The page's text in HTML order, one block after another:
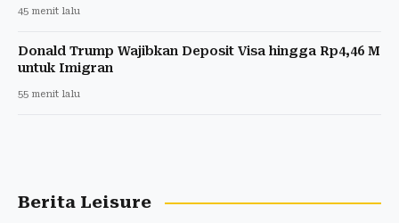
45 menit lalu
Donald Trump Wajibkan Deposit Visa hingga Rp4,46 M
untuk Imigran
55 menit lalu
Berita Leisure